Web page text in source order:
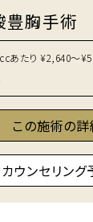
豊胸手術
あたり ¥2,640～
この施術の詳
カウンセリング